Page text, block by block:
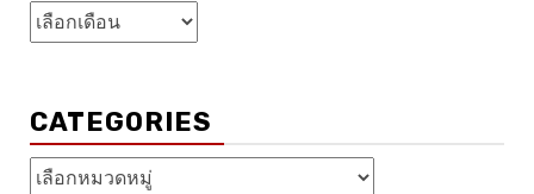
คลัง
เก็บ
CATEGORIES
Categories